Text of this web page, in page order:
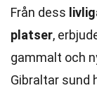
Från dess
platser,
gammalt och
Gibraltar sund